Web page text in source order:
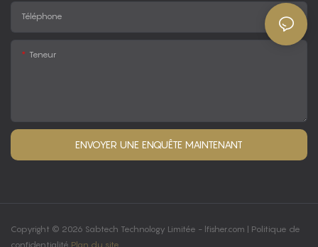
Téléphone
Teneur
ENVOYER UNE ENQUÊTE MAINTENANT
Copyright © 2026 Sabtech Technology Limitée - lfisher.com | Politique de
confidentialité Plan du site